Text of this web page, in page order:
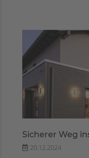
Sicherer Weg
20.12.2024